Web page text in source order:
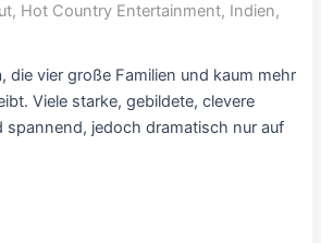
, Hot Country Entertainment, Indien,
die vier große Familien und kaum mehr
Viele starke, gebildete, clevere
spannend, jedoch dramatisch nur auf